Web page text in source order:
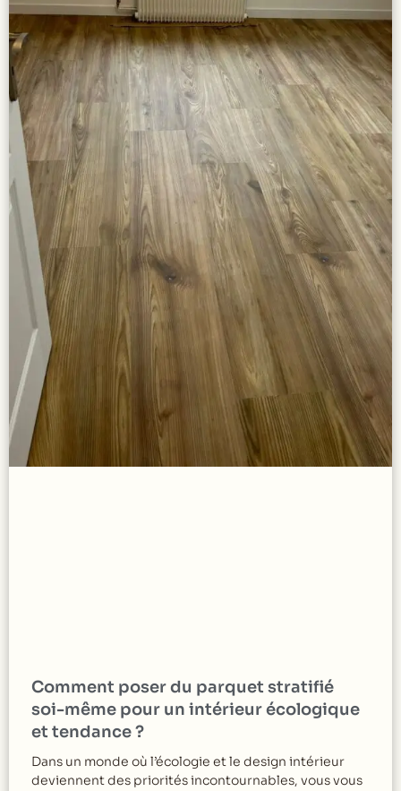
Comment poser du parquet stratifié
soi-même pour un intérieur écologique
et tendance ?
Dans un monde où l’écologie et le design intérieur
deviennent des priorités incontournables, vous vous